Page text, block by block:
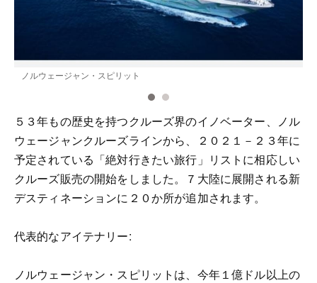
ノルウェージャン・スピリット
５３年もの歴史を持つクルーズ界のイノベーター、ノル
ウェージャンクルーズラインから、２０２１－２３年に
予定されている「絶対行きたい旅行」リストに相応しい
クルーズ販売の開始をしました。７大陸に展開される新
デスティネーションに２０か所が追加されます。
代表的なアイテナリー:
ノルウェージャン・スピリットは、今年１億ドル以上の